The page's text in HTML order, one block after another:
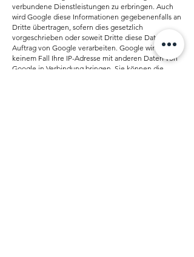
verbundene Dienstleistungen zu erbringen. Auch
wird Google diese Informationen gegebenenfalls an
Dritte übertragen, sofern dies gesetzlich
vorgeschrieben oder soweit Dritte diese Daten im
Auftrag von Google verarbeiten. Google wird in
keinem Fall Ihre IP-Adresse mit anderen Daten von
Google in Verbindung bringen. Sie können die